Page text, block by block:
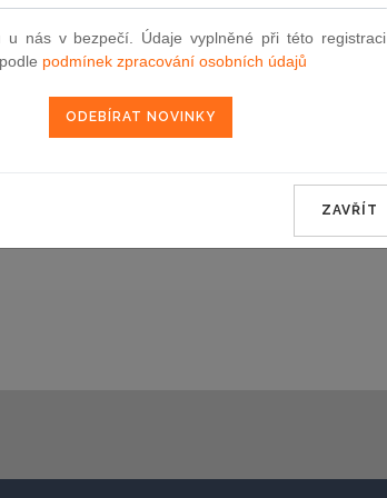
Novely
u nás v bezpečí. Údaje vyplněné při této registraci
podmínek zpracování osobních údajů
ZAVŘÍT